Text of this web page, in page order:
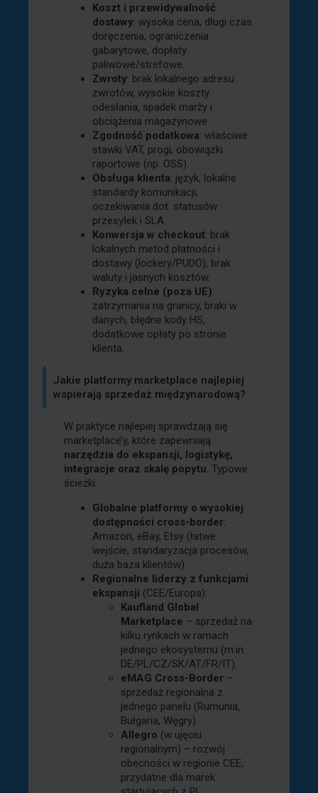
Koszt i przewidywalność
dostawy: wysoka cena, długi czas
doręczenia, ograniczenia
gabarytowe, dopłaty
paliwowe/strefowe.
Zwroty: brak lokalnego adresu
zwrotów, wysokie koszty
odesłania, spadek marży i
obciążenia magazynowe.
Zgodność podatkowa: właściwe
stawki VAT, progi, obowiązki
raportowe (np. OSS).
Obsługa klienta: język, lokalne
standardy komunikacji,
oczekiwania dot. statusów
przesyłek i SLA.
Konwersja w checkout: brak
lokalnych metod płatności i
dostawy (lockery/PUDO), brak
waluty i jasnych kosztów.
Ryzyka celne (poza UE):
zatrzymania na granicy, braki w
danych, błędne kody HS,
dodatkowe opłaty po stronie
klienta.
Jakie platformy marketplace najlepiej
wspierają sprzedaż międzynarodową?
W praktyce najlepiej sprawdzają się
marketplace’y, które zapewniają
narzędzia do ekspansji, logistykę,
integracje oraz skalę popytu. Typowe
ścieżki:
Globalne platformy o wysokiej
dostępności cross-border:
Amazon, eBay, Etsy (łatwe
wejście, standaryzacja procesów,
duża baza klientów).
Regionalne liderzy z funkcjami
ekspansji (CEE/Europa):
Kaufland Global
Marketplace – sprzedaż na
kilku rynkach w ramach
jednego ekosystemu (m.in.
DE/PL/CZ/SK/AT/FR/IT).
eMAG Cross-Border –
sprzedaż regionalna z
jednego panelu (Rumunia,
Bułgaria, Węgry).
Allegro (w ujęciu
regionalnym) – rozwój
obecności w regionie CEE,
przydatne dla marek